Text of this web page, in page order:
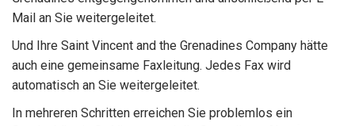
Mail an Sie weitergeleitet.
Und Ihre Saint Vincent and the Grenadines Company hätte
auch eine gemeinsame Faxleitung. Jedes Fax wird
automatisch an Sie weitergeleitet.
In mehreren Schritten erreichen Sie problemlos ein